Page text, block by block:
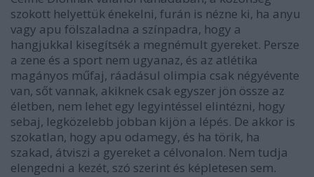
szokott helyettük énekelni, furán is nézne ki, ha anyu
vagy apu fölszaladna a színpadra, hogy a
hangjukkal kisegítsék a megnémult gyereket. Persze
a zene és a sport nem ugyanaz, és az atlétika
magányos műfaj, ráadásul olimpia csak négyévente
van, sőt vannak, akiknek csak egyszer jön össze az
életben, nem lehet egy legyintéssel elintézni, hogy
sebaj, legközelebb jobban kijön a lépés. De akkor is
szokatlan, hogy apu odamegy, és ha törik, ha
szakad, átviszi a gyereket a célvonalon. Nem tudja
elengedni a kezét, szó szerint és képletesen sem.